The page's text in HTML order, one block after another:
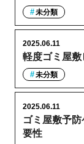
未分類
軽度ゴミ屋
2025.06.11
未分類
ゴミ屋敷予
要性
2025.06.11